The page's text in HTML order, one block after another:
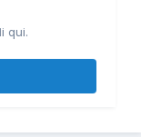
qui.